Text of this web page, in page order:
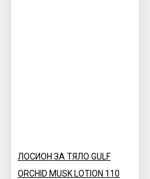
ЛОСИОН ЗА ТЯЛО GULF
ORCHID MUSK LOTION 110